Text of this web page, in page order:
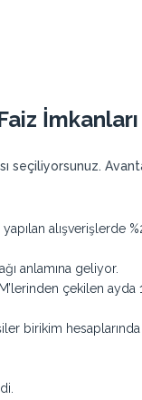
İmkanları
seçiliyorsunuz.
alışverişlerde
anlamına geliyor.
çekilen ayda
birikim hesaplarında